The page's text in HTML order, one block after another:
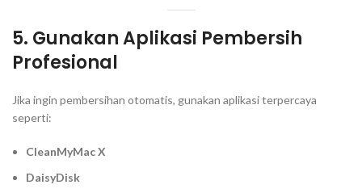
5. Gunakan Aplikasi Pembersih
Profesional
Jika ingin pembersihan otomatis, gunakan aplikasi terpercaya
seperti:
CleanMyMac X
DaisyDisk